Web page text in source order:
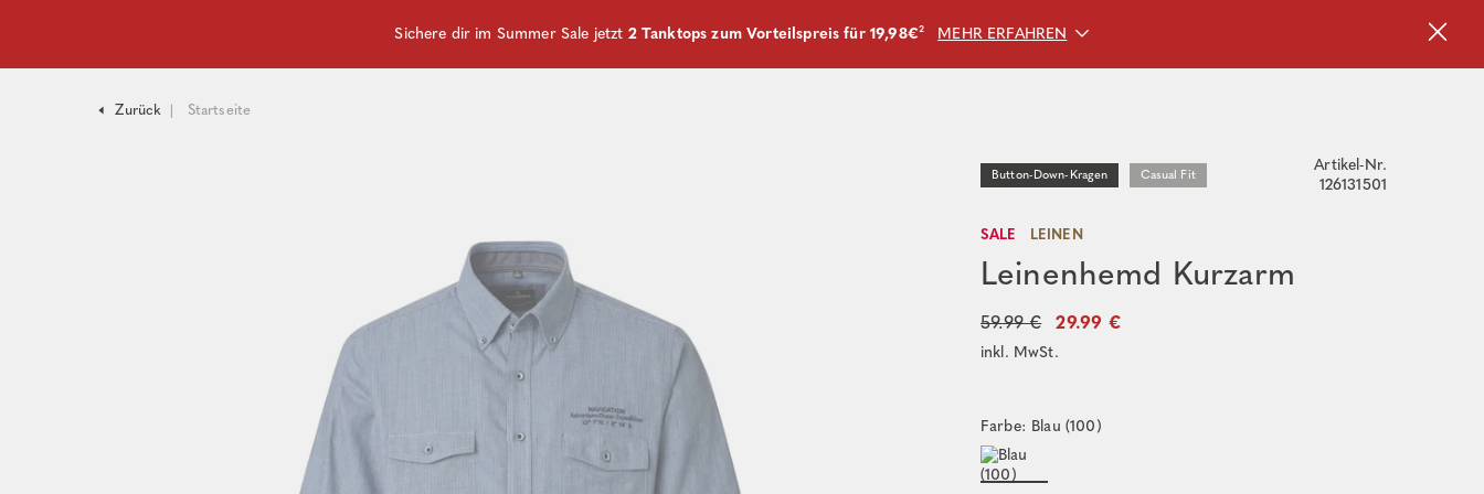
Sichere dir im Summer Sale jetzt 2 Tanktops zum Vorteilspreis für 19,98€² MEHR ERFAHREN
Zurück Startseite
Button-Down-Kragen Casual Fit
Artikel-Nr.
126131501
SALE LEINEN
Leinenhemd Kurzarm
59.99 € 29.99 €
inkl. MwSt.
Farbe: Blau (100)